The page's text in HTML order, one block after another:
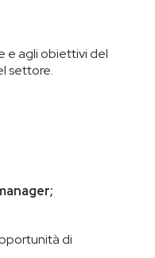
e agli obiettivi del
settore.
di